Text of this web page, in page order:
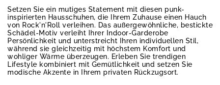
Setzen Sie ein mutiges Statement mit diesen punk-
inspirierten Hausschuhen, die Ihrem Zuhause einen Hauch
von Rock'n'Roll verleihen. Das außergewöhnliche, bestickte
Schädel-Motiv verleiht Ihrer Indoor-Garderobe
Persönlichkeit und unterstreicht Ihren individuellen Stil,
während sie gleichzeitig mit höchstem Komfort und
wohliger Wärme überzeugen. Erleben Sie trendigen
Lifestyle kombiniert mit Gemütlichkeit und setzen Sie
modische Akzente in Ihrem privaten Rückzugsort.